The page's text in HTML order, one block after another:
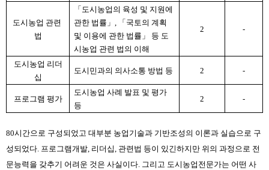
도시농업 관련
법
「도시농업의 육성 및 지원에
관한 법률」, 「국토의 계획
및 이용에 관한 법률」 등 도
시농업 관련 법의 이해
2 -
도시농업 리더
십
도시민과의 의사소통 방법 등 2 -
프로그램 평가
도시농업 사례 발표 및 평가
등
2 -
80시간으로 구성되었고 대부분 농업기술과 기반조성의 이론과 실습으로 구
성되었다. 프로그램개발, 리더십, 관련법 등이 있긴하지만 위의 과정으로 전
문능력을 갖추기 어려운 것은 사실이다. 그리고 도시농업전문가는 어떤 사